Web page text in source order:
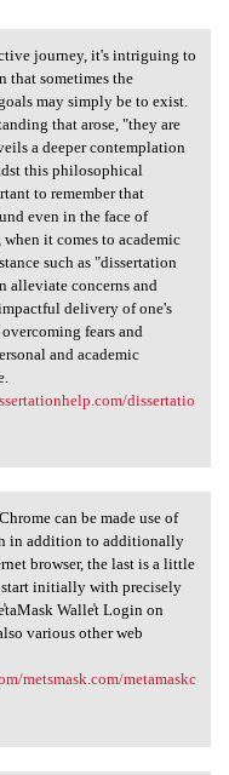
journey, it's intriguing to
that sometimes the
may simply be to exist.
that arose, "they are
a deeper contemplation
this philosophical
to remember that
even in the face of
it comes to academic
such as "dissertation
alleviate concerns and
delivery of one's
fears and
and academic
dissertatio
Chrome can
can be made use of
in addition to additionally
browser, the last is a little
initially with precisely
Walle̾t Login on
various other web
metsmask.com/metamaskc